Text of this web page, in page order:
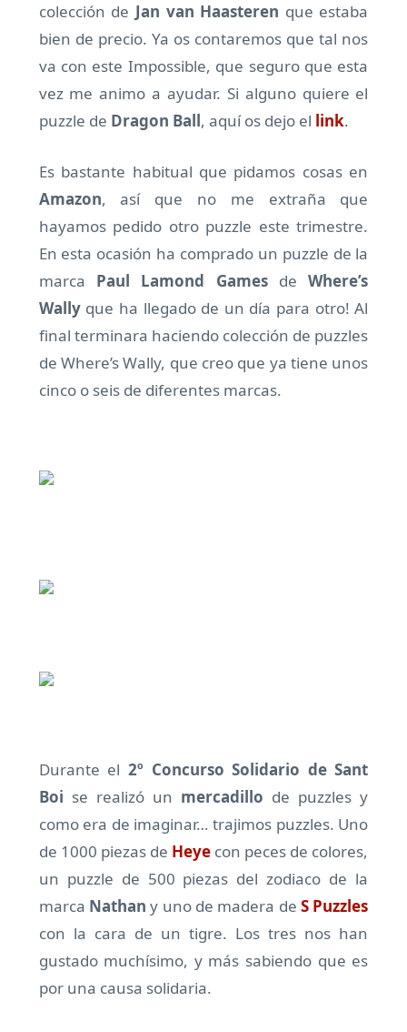
colección de Jan van Haasteren que estaba
bien de precio. Ya os contaremos que tal nos
va con este Impossible, que seguro que esta
vez me animo a ayudar. Si alguno quiere el
puzzle de Dragon Ball, aquí os dejo el link.
Es bastante habitual que pidamos cosas en
Amazon, así que no me extraña que
hayamos pedido otro puzzle este trimestre.
En esta ocasión ha comprado un puzzle de la
marca Paul Lamond GamesdeWhere’s
Wallyque ha llegado de un día para otro! Al
final terminara haciendo colección de puzzles
de Where’s Wally, que creo que ya tiene unos
cinco o seis de diferentes marcas.
Durante el 2º Concurso Solidario de Sant
Boi se realizó un mercadillo de puzzles y
como era de imaginar… trajimos puzzles. Uno
de 1000 piezas de Heye con peces de colores,
un puzzle de 500 piezas del zodiaco de la
marca Nathan y uno de madera deS Puzzles
con la cara de un tigre. Los tres nos han
gustado muchísimo, y más sabiendo que es
por una causa solidaria.